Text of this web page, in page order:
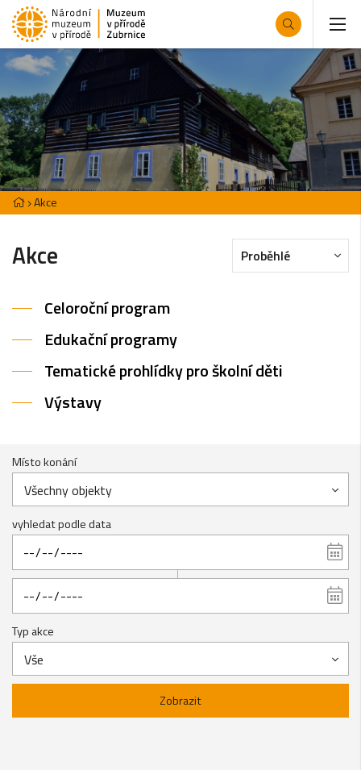
Akce
Akce Proběhlé
Celoroční program
Edukační programy
Tematické prohlídky pro školní děti
Výstavy
Místo konání
Všechny objekty
vyhledat podle data
Typ akce
Vše
Zobrazit